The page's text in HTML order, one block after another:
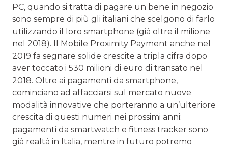
PC, quando si tratta di pagare un bene in negozio
sono sempre di più gli italiani che scelgono di farlo
utilizzando il loro smartphone (già oltre il milione
nel 2018). Il Mobile Proximity Payment anche nel
2019 fa segnare solide crescite a tripla cifra dopo
aver toccato i 530 milioni di euro di transato nel
2018. Oltre ai pagamenti da smartphone,
cominciano ad affacciarsi sul mercato nuove
modalità innovative che porteranno a un’ulteriore
crescita di questi numeri nei prossimi anni:
pagamenti da smartwatch e fitness tracker sono
già realtà in Italia, mentre in futuro potremo